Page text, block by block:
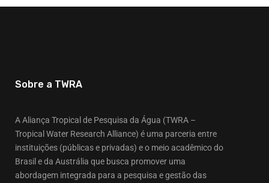
Sobre a TWRA
A Aliança Tropical de Pesquisa da Água (TWRA –
Tropical Water Research Alliance) é uma parceria entre
instituições (públicas e privadas) e o meio acadêmico do
Brasil e da Austrália que busca promover uma
abordagem integrada para a pesquisa e gestão das